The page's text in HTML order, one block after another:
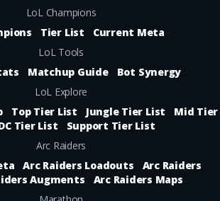
LoL Champions
Tier List
Current Meta
LoL Tools
Matchup Guide
Bot Synergy
LoL Explore
Top Tier List Jungle Tier List
Mid Tier
Tier List
Support Tier List
Arc Raiders
Arc Raiders Loadouts
Arc Raiders
Augments
Arc Raiders Maps